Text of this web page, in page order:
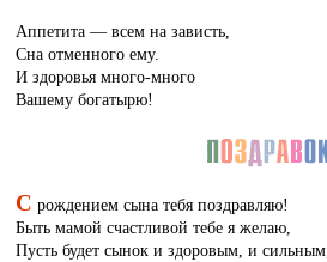
Аппетита — всем на зависть,
Сна отменного ему.
И здоровья много-много
Вашему богатырю!
С рождением сына тебя поздравляю!
Быть мамой счастливой тебе я желаю,
Пусть будет сынок и здоровым, и сильным,